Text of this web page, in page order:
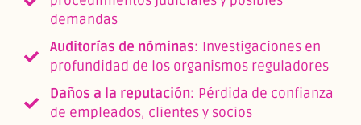
demandas
Auditorías de nóminas: Investigaciones en
profundidad de los organismos reguladores
Daños a la reputación: Pérdida de confianza
de empleados, clientes y socios